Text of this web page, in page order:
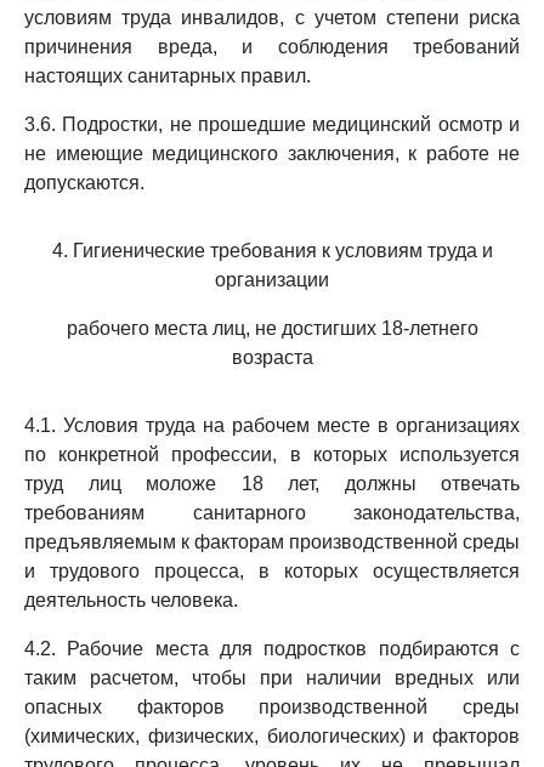
условиям труда инвалидов, с учетом степени риска
причинения вреда, и соблюдения требований
настоящих санитарных правил.
3.6. Подростки, не прошедшие медицинский осмотр и
не имеющие медицинского заключения, к работе не
допускаются.
4. Гигиенические требования к условиям труда и
организации
рабочего места лиц, не достигших 18-летнего
возраста
4.1. Условия труда на рабочем месте в организациях
по конкретной профессии, в которых используется
труд лиц моложе 18 лет, должны отвечать
требованиям санитарного законодательства,
предъявляемым к факторам производственной среды
и трудового процесса, в которых осуществляется
деятельность человека.
4.2. Рабочие места для подростков подбираются с
таким расчетом, чтобы при наличии вредных или
опасных факторов производственной среды
(химических, физических, биологических) и факторов